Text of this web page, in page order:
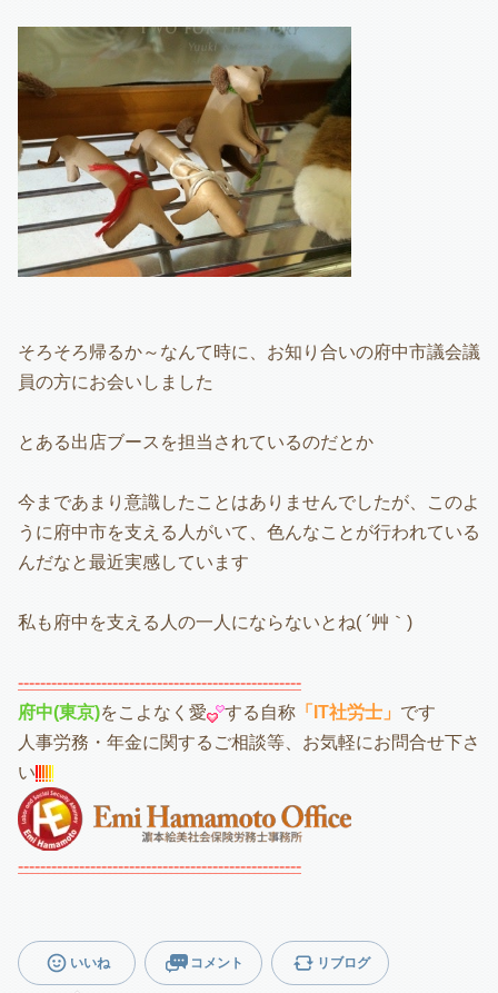
そろそろ帰るか～なんて時に、お知り合いの府中市議会議
員の方にお会いしました
とある出店ブースを担当されているのだとか
今まであまり意識したことはありませんでしたが、このよ
うに府中市を支える人がいて、色んなことが行われている
んだなと最近実感しています
私も府中を支える人の一人にならないとね( ´艸｀)
---------------------------------------------------
府中(東京)をこよなく愛 する自称 「IT社労士」 です
人事労務・年金に関するご相談等、お気軽にお問合せ下さ
い
---------------------------------------------------
いいね コメント リブログ